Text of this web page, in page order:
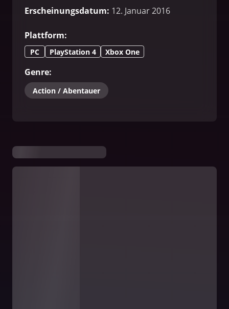
Erscheinungsdatum: 12. Januar 2016
Plattform:
PC PlayStation 4 Xbox One
Genre:
Action / Abentauer